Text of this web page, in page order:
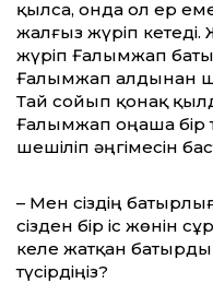
қылса, онда ол ер
жалғыз жүріп
жүріп Ғалымжап
Ғалымжап алдынан
Тай сойып қонақ
Ғалымжап оңаша бір
шешіліп әңгімесін
– Мен сіздің
сізден бір іс жөнін
келе жатқан
түсірдіңіз?